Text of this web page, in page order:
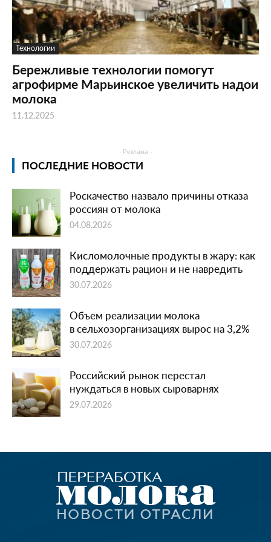
Технологии
Бережливые технологии помогут
агрофирме Марьинское увеличить надои
молока
11.12.2025
- Реклама -
ПОСЛЕДНИЕ НОВОСТИ
Роскачество назвало причины отказа
россиян от молока
04.08.2026
Кисломолочные продукты в жару: как
поддержать рацион и не навредить
30.07.2026
Объем реализации молока
в сельхозорганизациях вырос на 3,2%
30.07.2026
Российский рынок перестал
нуждаться в новых сыроварнях
29.07.2026